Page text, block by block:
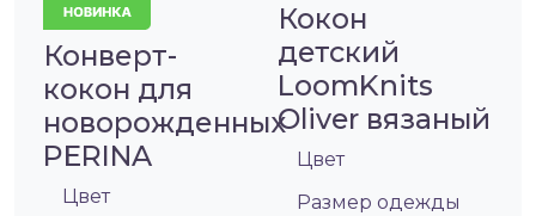
Конверт-
кокон для
новорожденных
PERINA
Цвет
Кокон
детский
LoomKnits
Oliver вязаный
Цвет
Размер одежды